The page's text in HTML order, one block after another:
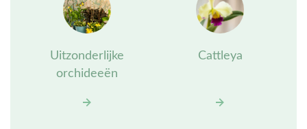
Uitzonderlijke
orchideeën
Cattleya